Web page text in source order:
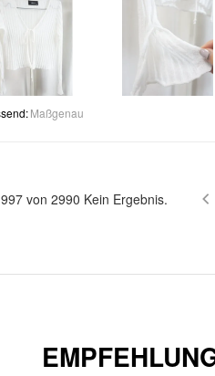
:Maßgenau
997 von 2990 Kein Ergebnis.